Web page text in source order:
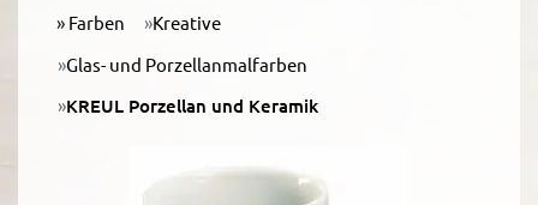
Farben
Kreative
Glas- und Porzellanmalfarben
KREUL Porzellan und Keramik